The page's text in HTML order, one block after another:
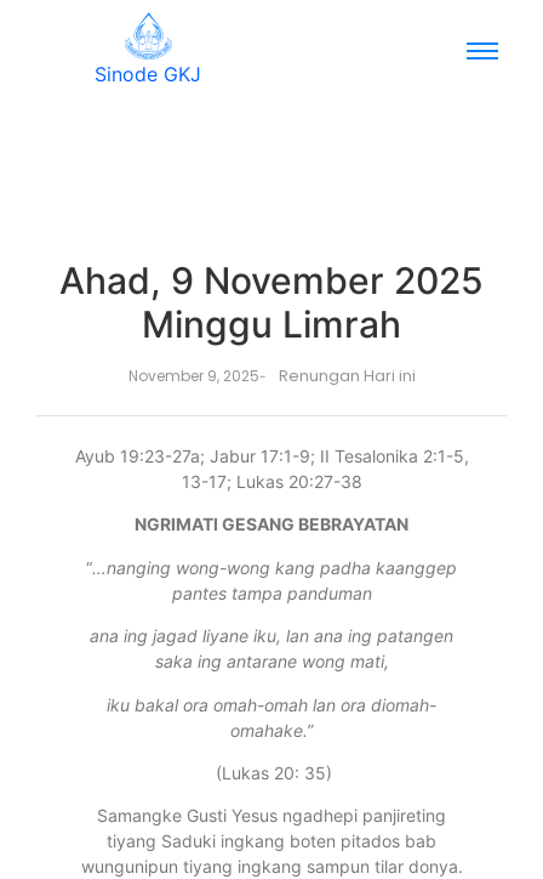
Sinode GKJ
Ahad, 9 November 2025
Minggu Limrah
November 9, 2025- Renungan Hari ini
Ayub 19:23-27a; Jabur 17:1-9; II Tesalonika 2:1-5,
13-17; Lukas 20:27-38
NGRIMATI GESANG BEBRAYATAN
“…nanging wong-wong kang padha kaanggep
pantes tampa panduman
ana ing jagad liyane iku, lan ana ing patangen
saka ing antarane wong mati,
iku bakal ora omah-omah lan ora diomah-
omahake.”
(Lukas 20: 35)
Samangke Gusti Yesus ngadhepi panjireting
tiyang Saduki ingkang boten pitados bab
wungunipun tiyang ingkang sampun tilar donya.